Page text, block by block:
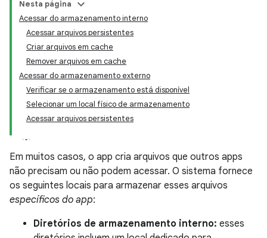
Nesta página
Acessar do armazenamento interno
Acessar arquivos persistentes
Criar arquivos em cache
Remover arquivos em cache
Acessar do armazenamento externo
Verificar se o armazenamento está disponível
Selecionar um local físico de armazenamento
Acessar arquivos persistentes
Em muitos casos, o app cria arquivos que outros apps
não precisam ou não podem acessar. O sistema fornece
os seguintes locais para armazenar esses arquivos
específicos do app:
Diretórios de armazenamento interno: esses